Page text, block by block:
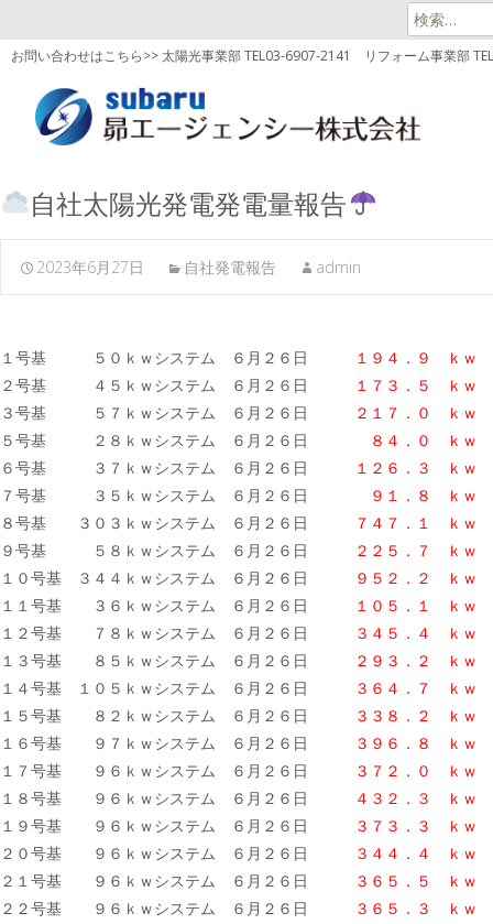
検
索:
お問い合わせはこちら>> 太陽光事業部 TEL03-6907-2141 リフォーム事業部
自社太陽光発電発電量報告
2023年6月27日 自社発電報告 admin
１号基 ５０ｋｗシステム ６月２６日
１９４．９ ｋｗ
２号基 ４５ｋｗシステム ６月２６日
１７３．５ ｋｗ
３号基 ５７ｋｗシステム ６月２６日
２１７．０
ｋｗ
５号基 ２８ｋｗシステム ６月２６日
８４．０ ｋｗ
６号基 ３７ｋｗシステム ６月２６日
１２６．３
ｋｗ
７号基 ３５ｋｗシステム ６月２６日
９１．８ ｋｗ
８号基 ３０３ｋｗシステム ６月２６日
７４７．１ ｋｗ
９号基 ５８ｋｗシステム ６月２６日
２２５．７ ｋｗ
１０号基 ３４４ｋｗシステム ６月２６日
９５２．２ ｋｗ
１１号基 ３６ｋｗシステム ６月２６日
１０５．１ ｋｗ
１２号基 ７８ｋｗシステム ６月２６日
３４５．４ ｋｗ
１３号基 ８５ｋｗシステム ６月２６日
２９３．２ ｋｗ
１４号基 １０５ｋｗシステム ６月２６日
３６４．７ ｋｗ
１５号基 ８２ｋｗシステム ６月２６日
３３８．２
ｋｗ
１６号基 ９７ｋｗシステム ６月２６日
３９６．８ ｋｗ
１７号基 ９６ｋｗシステム ６月２６日
３７２．０ ｋｗ
１８号基 ９６ｋｗシステム ６月２６日
４３２．３ ｋｗ
１９号基 ９６ｋｗシステム ６月２６日
３７３．３
ｋｗ
２０号基 ９６ｋｗシステム ６月２６日
３４４．４ ｋｗ
２１号基 ９６ｋｗシステム ６月２６日
３６５．５ ｋｗ
２２号基 ９６ｋｗシステム ６月２６日
３６５．３ ｋｗ